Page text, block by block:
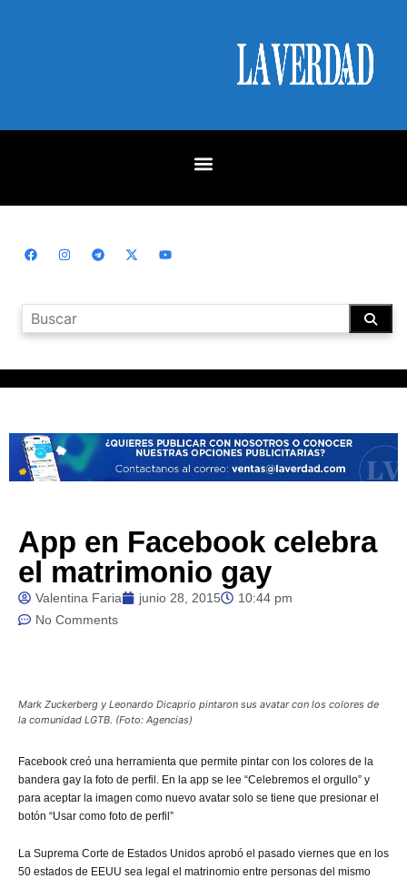
App en Facebook celebra
el matrimonio gay
Valentina Faria junio 28, 2015
10:44 pm
No Comments
Mark Zuckerberg y Leonardo Dicaprio pintaron sus avatar con los colores de
la comunidad LGTB. (Foto: Agencias)
Facebook creó una herramienta que permite pintar con los colores de la
bandera gay la foto de perfil. En la app se lee “Celebremos el orgullo” y
para aceptar la imagen como nuevo avatar solo se tiene que presionar el
botón “Usar como foto de perfil”
La Suprema Corte de Estados Unidos aprobó el pasado viernes que en los
50 estados de EEUU sea legal el matrinomio entre personas del mismo